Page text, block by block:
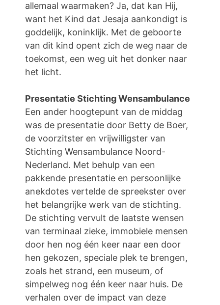
allemaal waarmaken? Ja, dat kan Hij,
want het Kind dat Jesaja aankondigt is
goddelijk, koninklijk. Met de geboorte
van dit kind opent zich de weg naar de
toekomst, een weg uit het donker naar
het licht.
Presentatie Stichting Wensambulance
Een ander hoogtepunt van de middag
was de presentatie door Betty de Boer,
de voorzitster en vrijwilligster van
Stichting Wensambulance Noord-
Nederland. Met behulp van een
pakkende presentatie en persoonlijke
anekdotes vertelde de spreekster over
het belangrijke werk van de stichting.
De stichting vervult de laatste wensen
van terminaal zieke, immobiele mensen
door hen nog één keer naar een door
hen gekozen, speciale plek te brengen,
zoals het strand, een museum, of
simpelweg nog één keer naar huis. De
verhalen over de impact van deze